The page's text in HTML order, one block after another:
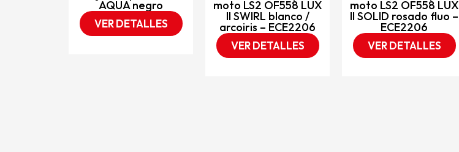
AQUA negro
VER DETALLES
moto LS2 OF558 LUX
II SWIRL blanco /
arcoiris – ECE2206
VER DETALLES
moto LS2 OF558 LUX
II SOLID rosado fluo –
ECE2206
VER DETALLES